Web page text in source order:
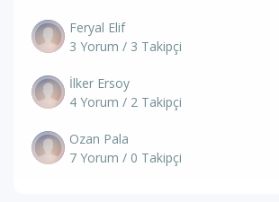
Feryal Elif
3 Yorum / 3 Takipçi
İlker Ersoy
4 Yorum / 2 Takipçi
Ozan Pala
7 Yorum / 0 Takipçi